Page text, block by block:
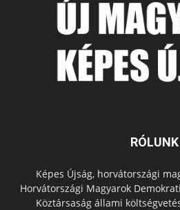
RÓLUNK
Képes Újság, horvátországi
Horvátországi Magyarok
Köztársaság állami